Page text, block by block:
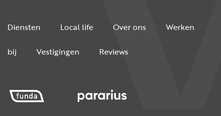
Diensten Local life Over ons Werken
bij Vestigingen Reviews